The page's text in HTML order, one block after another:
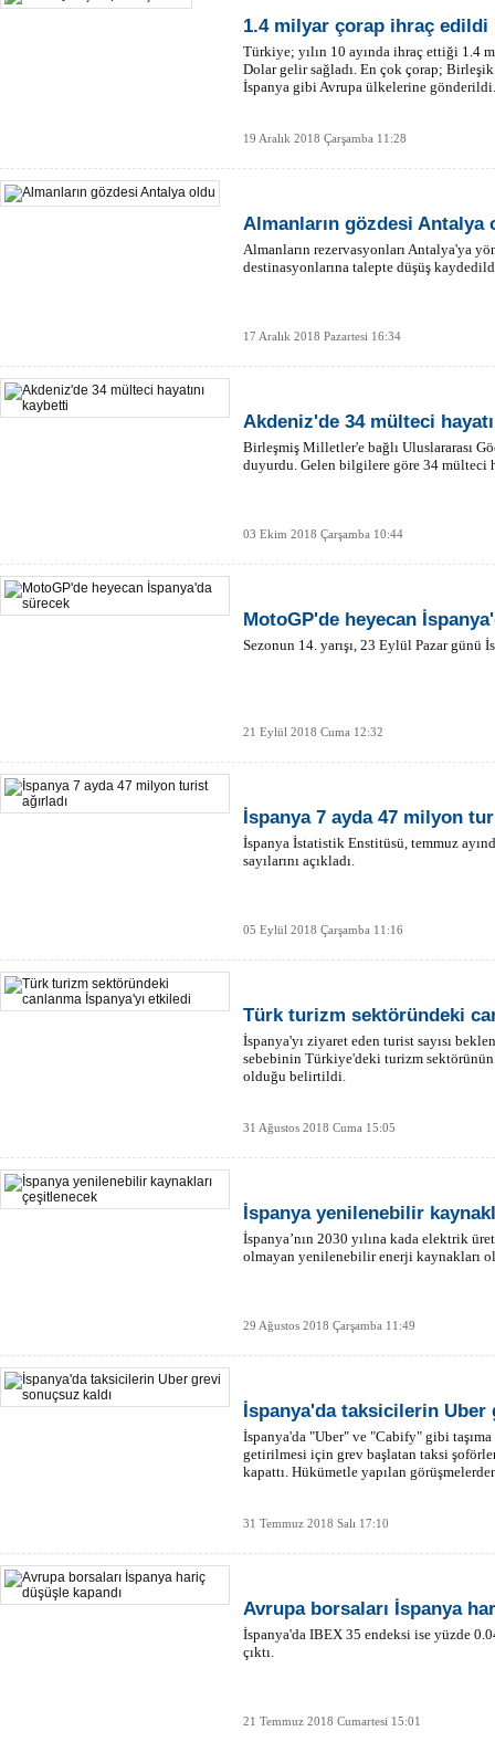
1.4 milyar çorap ihraç edildi
Türkiye; yılın 10 ayında ihraç ettiği 1.4
Dolar gelir sağladı. En çok çorap;
İspanya gibi Avrupa ülkelerine gönderildi.
19 Aralık 2018 Çarşamba 11:28
Almanların gözdesi Antalya
Almanların rezervasyonları Antalya'ya
destinasyonlarına talepte düşüş
17 Aralık 2018 Pazartesi 16:34
Akdeniz'de 34 mülteci
Birleşmiş Milletler'e bağlı Uluslararası
duyurdu. Gelen bilgilere göre 34 mülteci
03 Ekim 2018 Çarşamba 10:44
MotoGP'de heyecan
Sezonun 14. yarışı, 23 Eylül Pazar günü
21 Eylül 2018 Cuma 12:32
İspanya 7 ayda 47 milyon
İspanya İstatistik Enstitüsü, temmuz
sayılarını açıkladı.
05 Eylül 2018 Çarşamba 11:16
Türk turizm sektöründeki
İspanya'yı ziyaret eden turist sayısı
sebebinin Türkiye'deki turizm
olduğu belirtildi.
31 Ağustos 2018 Cuma 15:05
İspanya yenilenebilir
İspanya’nın 2030 yılına kada elektrik
olmayan yenilenebilir enerji kaynakları
29 Ağustos 2018 Çarşamba 11:49
İspanya'da taksicilerin Uber
İspanya'da "Uber" ve "Cabify" gibi taşıma
getirilmesi için grev başlatan taksi
kapattı. Hükümetle yapılan
31 Temmuz 2018 Salı 17:10
Avrupa borsaları İspanya
İspanya'da IBEX 35 endeksi ise yüzde
çıktı.
21 Temmuz 2018 Cumartesi 15:01